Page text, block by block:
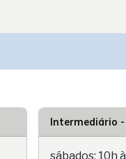
Intermediário
sábados: 10h